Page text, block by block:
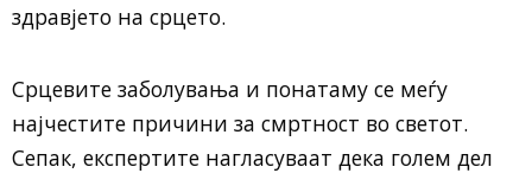
здравјето на срцето.
Срцевите заболувања и понатаму се меѓу
најчестите причини за смртност во светот.
Сепак, експертите нагласуваат дека голем дел